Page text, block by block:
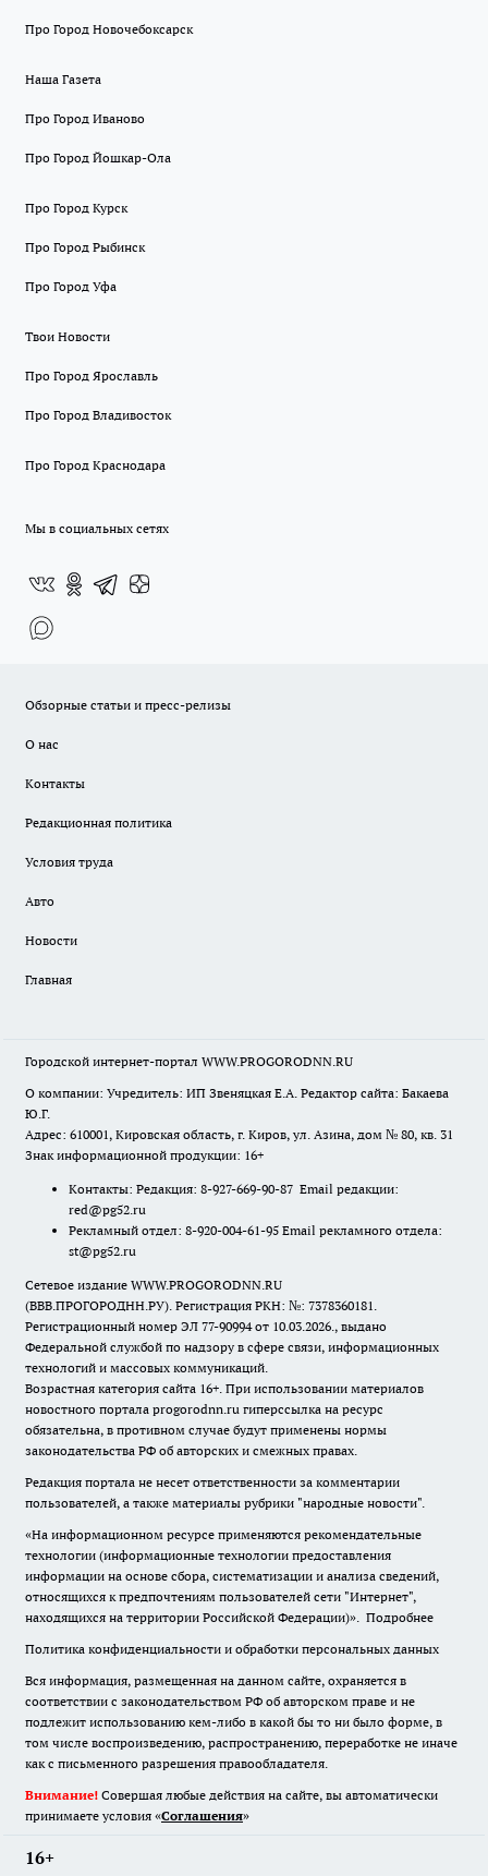
Про Город Новочебоксарск
Наша Газета
Про Город Иваново
Про Город Йошкар-Ола
Про Город Курск
Про Город Рыбинск
Про Город Уфа
Твои Новости
Про Город Ярославль
Про Город Владивосток
Про Город Краснодара
Мы в социальных сетях
Обзорные статьи и пресс-релизы
О нас
Контакты
Редакционная политика
Условия труда
Авто
Новости
Главная
Городской интернет-портал WWW.PROGORODNN.RU
О компании: Учредитель: ИП Звеняцкая Е.А. Редактор сайта: Бакаева
Ю.Г.
Адрес: 610001, Кировская область, г. Киров, ул. Азина, дом № 80, кв. 31
Знак информационной продукции: 16+
Контакты: Редакция: 8-927-669-90-87 Email редакции:
red@pg52.ru
Рекламный отдел: 8-920-004-61-95 Email рекламного отдела:
st@pg52.ru
Сетевое издание WWW.PROGORODNN.RU
(ВВВ.ПРОГОРОДНН.РУ). Регистрация РКН: №: 7378360181.
Регистрационный номер ЭЛ 77-90994 от 10.03.2026., выдано
Федеральной службой по надзору в сфере связи, информационных
технологий и массовых коммуникаций.
Возрастная категория сайта 16+. При использовании материалов
новостного портала progorodnn.ru гиперссылка на ресурс
обязательна, в противном случае будут применены нормы
законодательства РФ об авторских и смежных правах.
Редакция портала не несет ответственности за комментарии
пользователей, а также материалы рубрики "народные новости".
«На информационном ресурсе применяются рекомендательные
технологии (информационные технологии предоставления
информации на основе сбора, систематизации и анализа сведений,
относящихся к предпочтениям пользователей сети "Интернет",
находящихся на территории Российской Федерации)». Подробнее
Политика конфиденциальности и обработки персональных данных
Вся информация, размещенная на данном сайте, охраняется в
соответствии с законодательством РФ об авторском праве и не
подлежит использованию кем-либо в какой бы то ни было форме, в
том числе воспроизведению, распространению, переработке не иначе
как с письменного разрешения правообладателя.
Внимание! Совершая любые действия на сайте, вы автоматически
принимаете условия «Cоглашения»
16+